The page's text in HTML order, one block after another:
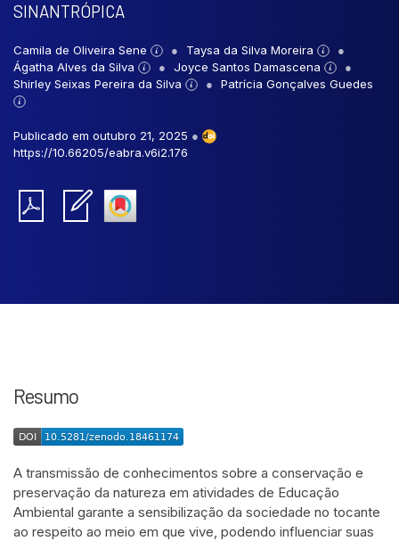
SINANTRÓPICA
Camila de Oliveira Sene
Taysa da Silva Moreira
Ágatha Alves da Silva
Joyce Santos Damascena
Shirley Seixas Pereira da Silva
Patrícia Gonçalves Guedes
Publicado em outubro 21, 2025 ●
https://10.66205/eabra.v6i2.176
Resumo
A transmissão de conhecimentos sobre a conservação e
preservação da natureza em atividades de Educação
Ambiental garante a sensibilização da sociedade no tocante
ao respeito ao meio em que vive, podendo influenciar suas